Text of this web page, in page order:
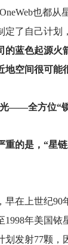
也都
定了自己计划
的蓝色起源火
空间很可能
——全方位“
重的是，“星
早在上世纪90
1998年美国
划发射77颗，